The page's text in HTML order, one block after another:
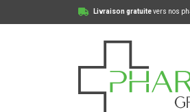
Livraison gratuitevers nos
Pharmagroupe Votre